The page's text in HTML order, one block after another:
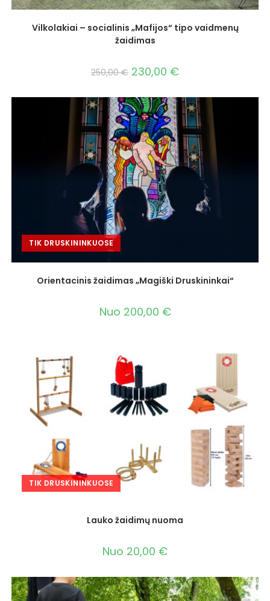
Vilkolakiai – socialinis „Mafijos“ tipo vaidmenų
žaidimas
250,00€ 230,00 €
TIK DRUSKININKUOSE
Orientacinis žaidimas „Magiški Druskininkai“
Nuo 200,00 €
TIK DRUSKININKUOSE
Lauko žaidimų nuoma
Nuo 20,00 €